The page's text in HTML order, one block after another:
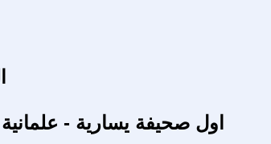
اول صحيفة يسارية -